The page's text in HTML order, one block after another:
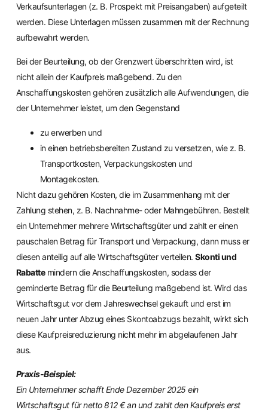
Verkaufsunterlagen (z. B. Prospekt mit Preisangaben) aufgeteilt
werden. Diese Unterlagen müssen zusammen mit der Rechnung
aufbewahrt werden.
Bei der Beurteilung, ob der Grenzwert überschritten wird, ist
nicht allein der Kaufpreis maßgebend. Zu den
Anschaffungskosten gehören zusätzlich alle Aufwendungen, die
der Unternehmer leistet, um den Gegenstand
zu erwerben und
in einen betriebsbereiten Zustand zu versetzen, wie z. B.
Transportkosten, Verpackungskosten und
Montagekosten.
Nicht dazu gehören Kosten, die im Zusammenhang mit der
Zahlung stehen, z. B. Nachnahme- oder Mahngebühren. Bestellt
ein Unternehmer mehrere Wirtschaftsgüter und zahlt er einen
pauschalen Betrag für Transport und Verpackung, dann muss er
diesen anteilig auf alle Wirtschaftsgüter verteilen.Skonti und
Rabattemindern die Anschaffungskosten, sodass der
geminderte Betrag für die Beurteilung maßgebend ist. Wird das
Wirtschaftsgut vor dem Jahreswechsel gekauft und erst im
neuen Jahr unter Abzug eines Skontoabzugs bezahlt, wirkt sich
diese Kaufpreisreduzierung nicht mehr im abgelaufenen Jahr
aus.
Praxis-Beispiel:
Ein Unternehmer schafft Ende Dezember 2025 ein
Wirtschaftsgut für netto 812 € an und zahlt den Kaufpreis erst